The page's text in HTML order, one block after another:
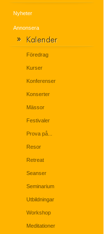
Nyheter
Annonsera
Föredrag
Kurser
Konferenser
Konserter
Mässor
Festivaler
Prova på...
Resor
Retreat
Seanser
Seminarium
Utbildningar
Workshop
Meditationer